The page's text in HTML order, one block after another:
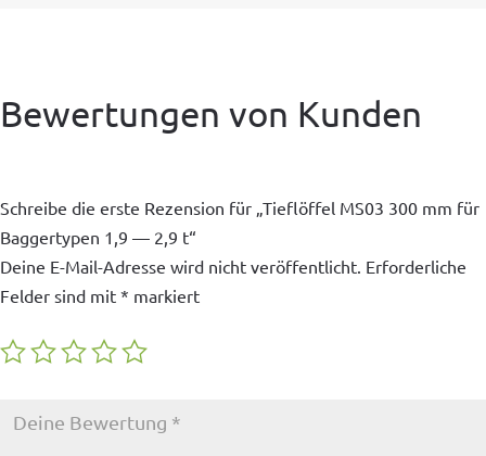
Bewertungen von Kunden
Schreibe die erste Rezension für „Tieflöffel MS03 300 mm für
Baggertypen 1,9 — 2,9 t“
Deine E-Mail-Adresse wird nicht veröffentlicht. Erforderliche
Felder sind mit * markiert